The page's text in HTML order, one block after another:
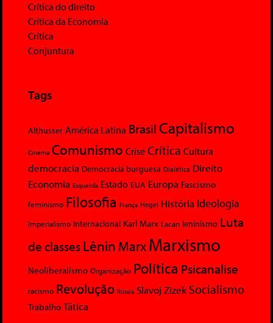
Crítica do direito
Crítica da Economia
Crítica
Conjuntura
Tags
Althusser América Latina Brasil Capitalismo
Cinema Comunismo Crise Crítica Cultura
democracia Democracia burguesa Dialética Direito
Economia Esquerda Estado EUA Europa Fascismo
feminismo Filosofia França Hegel História Ideologia
Imperialismo Internacional Karl Marx Lacan leninismo Luta
de classesLênin MarxMarxismo
Neoliberalismo Organização Política Psicanalise
racismo Revolução Rússia Slavoj Zizek Socialismo
Trabalho Tática